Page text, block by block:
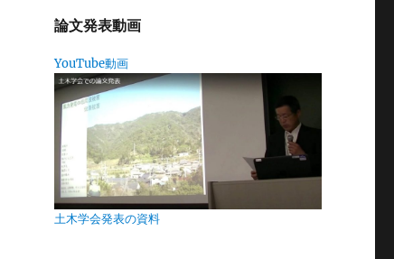
論文発表動画
YouTube動画
土木学会発表の資料